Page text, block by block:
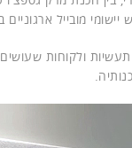
יישומי מובייל
ולקוחות